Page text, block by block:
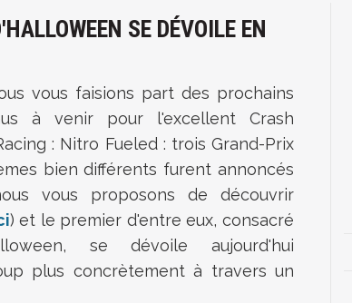
SE DÉVOILE EN
vous faisions part des prochains
à venir pour l'excellent Crash
: Nitro Fueled : trois Grand-Prix
bien différents furent annoncés
vous proposons de découvrir
) et le premier d'entre eux, consacré
se dévoile aujourd'hui
plus concrètement à travers un